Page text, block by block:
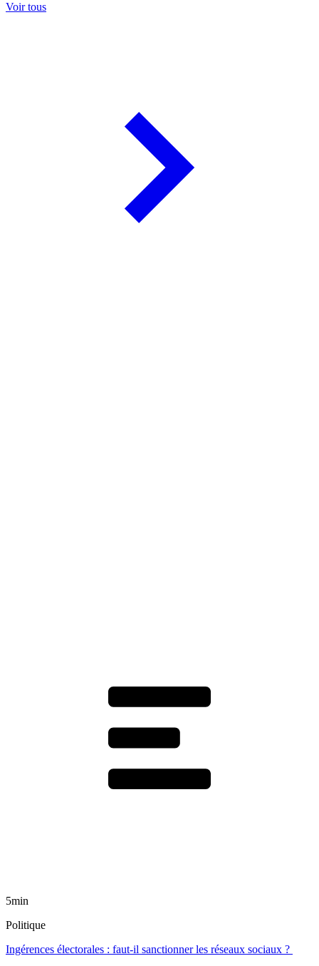
Voir tous
5min
Politique
Ingérences électorales : faut-il sanctionner les réseaux sociaux ?